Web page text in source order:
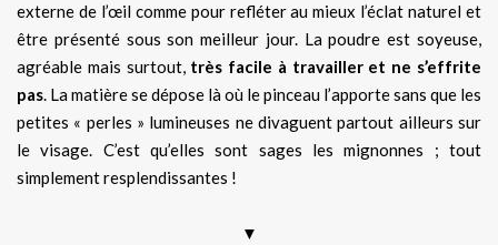
externe de l’œil comme pour refléter au mieux l’éclat naturel et
être présenté sous son meilleur jour. La poudre est soyeuse,
agréable mais surtout, très facile à travailler et ne s’effrite
pas. La matière se dépose là où le pinceau l’apporte sans que les
petites « perles » lumineuses ne divaguent partout ailleurs sur
le visage. C’est qu’elles sont sages les mignonnes ; tout
simplement resplendissantes !
▼